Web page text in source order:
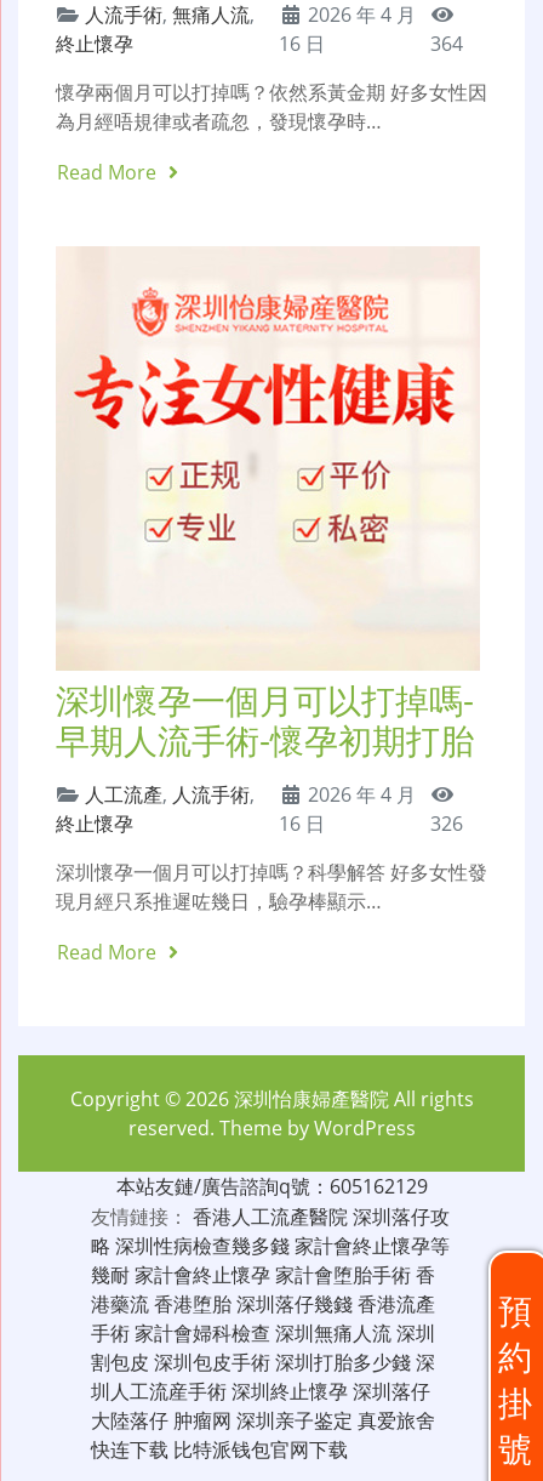
人流手術, 無痛人流,
終止懷孕
2026 年 4 月
16 日
364
懷孕兩個月可以打掉嗎？依然系黃金期 好多女性因
為月經唔規律或者疏忽，發現懷孕時…
Read More
深圳懷孕一個月可以打掉嗎-
早期人流手術-懷孕初期打胎
人工流產, 人流手術,
終止懷孕
2026 年 4 月
16 日
326
深圳懷孕一個月可以打掉嗎？科學解答 好多女性發
現月經只系推遲咗幾日，驗孕棒顯示…
Read More
預
約
掛
號
Copyright © 2026深圳怡康婦產醫院All rights
reserved. Theme byWordPress
本站友鏈/廣告諮詢q號：605162129
友情鏈接： 香港人工流產醫院深圳落仔攻
略 深圳性病檢查幾多錢家計會終止懷孕等
幾耐家計會終止懷孕家計會堕胎手術香
港藥流香港堕胎深圳落仔幾錢香港流產
手術家計會婦科檢查 深圳無痛人流深圳
割包皮 深圳包皮手術深圳打胎多少錢深
圳人工流産手術深圳終止懷孕深圳落仔
大陸落仔 肿瘤网 深圳亲子鉴定 真爱旅舍
快连下载 比特派钱包官网下载